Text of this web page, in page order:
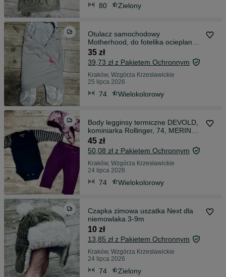
80 Zielony
Otulacz samochodowy
Motherhood, do fotelika ocieplany z
nogawkami
35 zł
39,73 zł z Pakietem Ochronnym
Kraków, Wzgórza Krzesławickie
25 lipca 2026
74 Wielokolorowy
Body legginsy termiczne DEVOLD,
kominiarka Rollinger, 74, MERINO
WOOL
45 zł
50,08 zł z Pakietem Ochronnym
Kraków, Wzgórza Krzesławickie
24 lipca 2026
74 Wielokolorowy
Czapka zimowa uszatka Next dla
niemowlaka 3-9m
10 zł
13,85 zł z Pakietem Ochronnym
Kraków, Wzgórza Krzesławickie
24 lipca 2026
74 Zielony